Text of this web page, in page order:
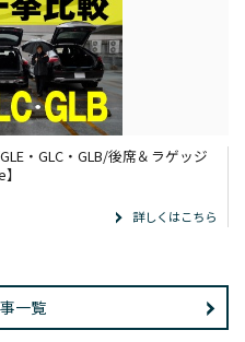
・GLC・GLB/後席＆ラゲッジ
詳しくはこちら
一覧